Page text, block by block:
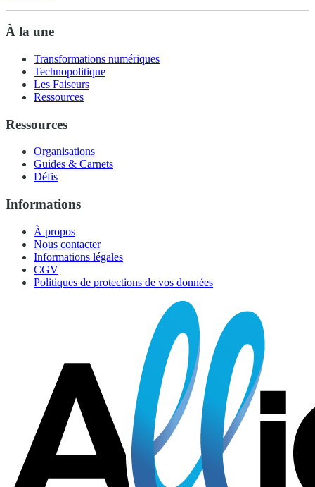
À la une
Transformations numériques
Technopolitique
Les Faiseurs
Ressources
Ressources
Organisations
Guides & Carnets
Défis
Informations
À propos
Nous contacter
Informations légales
CGV
Politiques de protections de vos données